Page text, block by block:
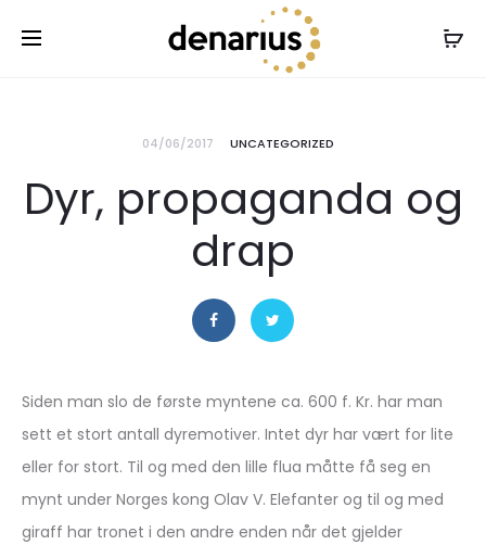
04/06/2017 UNCATEGORIZED
Dyr, propaganda og
drap
Siden man slo de første myntene ca. 600 f. Kr. har man
sett et stort antall dyremotiver. Intet dyr har vært for lite
eller for stort. Til og med den lille flua måtte få seg en
mynt under Norges kong Olav V. Elefanter og til og med
giraff har tronet i den andre enden når det gjelder